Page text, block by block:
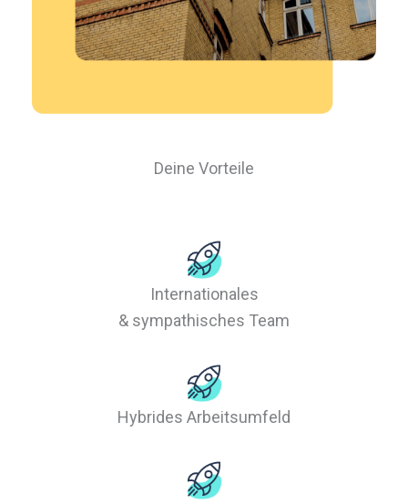
Deine Vorteile
Internationales
& sympathisches Team
Hybrides Arbeitsumfeld